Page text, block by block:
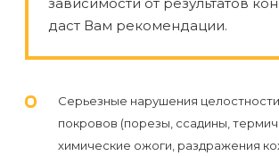
дизайн
Оборудование
Партнерство
Администраторы
Блог
Карта
сайта
Сфинксе
даст Вам рекомендации.
Серьезные нарушения
покровов (порезы, ссадины,
химические ожоги, раздражения